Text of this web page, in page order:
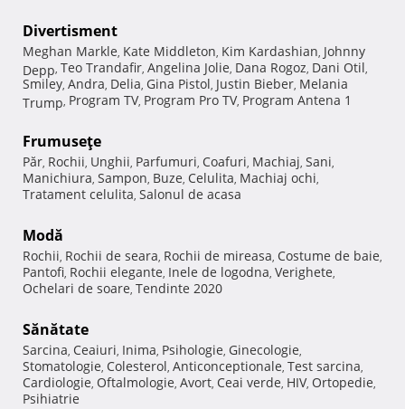
Divertisment
Meghan Markle, Kate Middleton, Kim Kardashian, Johnny
Depp, Teo Trandafir, Angelina Jolie, Dana Rogoz, Dani Otil,
Smiley, Andra, Delia, Gina Pistol, Justin Bieber, Melania
Trump, Program TV, Program Pro TV, Program Antena 1
Frumuseţe
Păr, Rochii, Unghii, Parfumuri, Coafuri, Machiaj, Sani,
Manichiura, Sampon, Buze, Celulita, Machiaj ochi,
Tratament celulita, Salonul de acasa
Modă
Rochii, Rochii de seara, Rochii de mireasa, Costume de baie,
Pantofi, Rochii elegante, Inele de logodna, Verighete,
Ochelari de soare, Tendinte 2020
Sănătate
Sarcina, Ceaiuri, Inima, Psihologie, Ginecologie,
Stomatologie, Colesterol, Anticonceptionale, Test sarcina,
Cardiologie, Oftalmologie, Avort, Ceai verde, HIV, Ortopedie,
Psihiatrie